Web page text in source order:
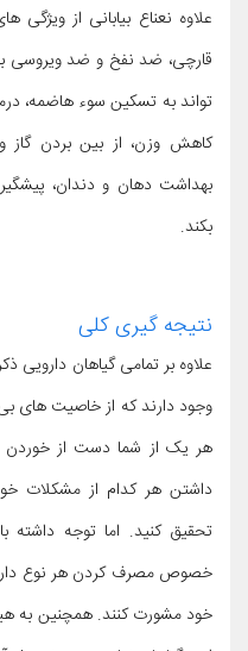
علاوه نعناع بیابانی از
قارچی، ضد نفخ و ضد ویروسی
تواند به تسکین سوء هاضمه،
کاهش وزن، از بین بردن گاز
بهداشت دهان و دندان،
بکند.
نتیجه گیری کلی
علاوه بر تمامی گیاهان دارویی
وجود دارند که از خاصیت های
هر یک از شما دست از خوردن
داشتن هر کدام از مشکلات
تحقیق کنید. اما توجه داشته
خصوص مصرف کردن هر نوع
خود مشورت کنند. همچنین به